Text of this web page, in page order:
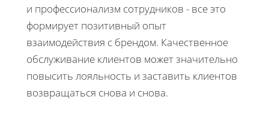
и профессионализм сотрудников - все это
формирует позитивный опыт
взаимодействия с брендом. Качественное
обслуживание клиентов может значительно
повысить лояльность и заставить клиентов
возвращаться снова и снова.